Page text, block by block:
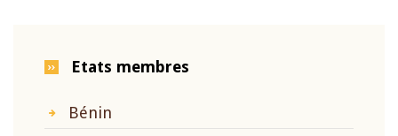
Etats membres
Bénin